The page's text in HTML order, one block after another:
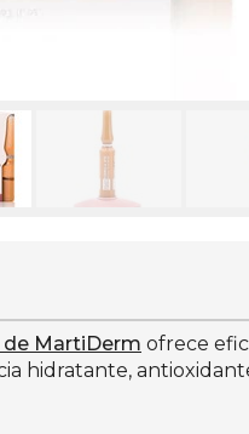
de MartiDerm ofrece
hidratante,